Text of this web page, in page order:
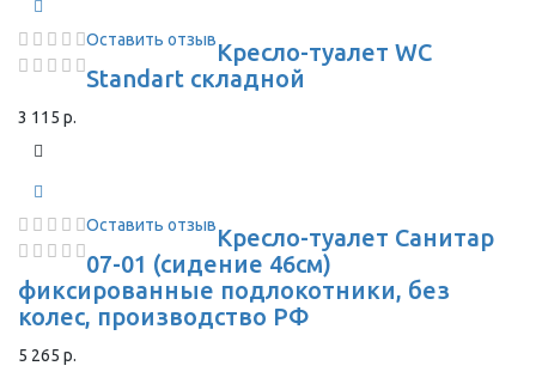
Оставить отзывКресло-туалет WC
Standart складной
3 115 р.
Оставить отзывКресло-туалет Санитар
07-01 (сидение 46см)
фиксированные подлокотники, без
колес, производство РФ
5 265 р.